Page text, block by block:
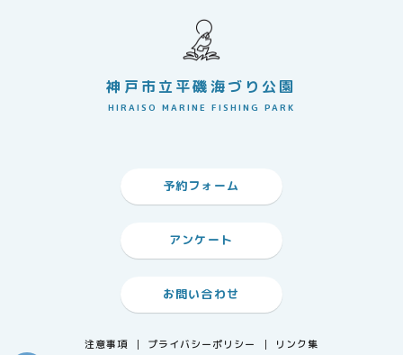
神戸市立平磯海づり公園
HIRAISO MARINE FISHING PARK
予約フォーム
アンケート
お問い合わせ
注意事項 プライバシーポリシー リンク集